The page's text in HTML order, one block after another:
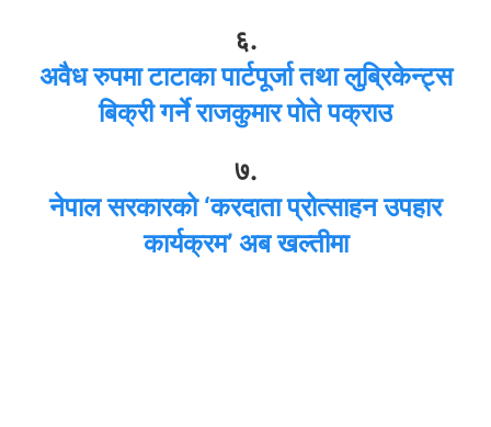
६.
अवैध रुपमा टाटाका पार्टपूर्जा तथा लुब्रिकेन्ट्स
बिक्री गर्ने राजकुमार पोते पक्राउ
७.
नेपाल सरकारको ‘करदाता प्रोत्साहन उपहार
कार्यक्रम’ अब खल्तीमा